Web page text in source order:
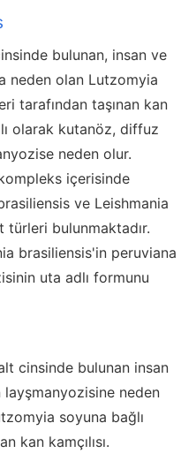
bulunan, insan ve
neden olan Lutzomyia
tarafından taşınan kan
olarak kutanöz, diffuz
neden olur.
içerisinde
ve Leishmania
türleri bulunmaktadır.
brasiliensis'in peruviana
uta adlı formunu
cinsinde bulunan insan
neden
soyuna bağlı
kan kamçılısı.